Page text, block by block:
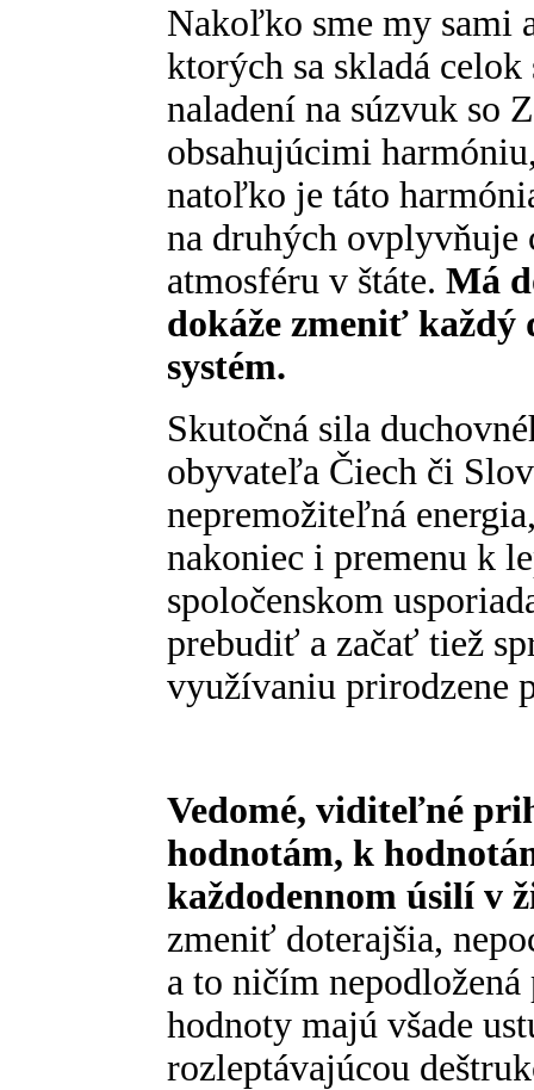
Nakoľko sme my sami
ktorých sa skladá celok
naladení na súzvuk so
obsahujúcimi
natoľko je táto
na druhých ovplyvňuje
atmosféru v štáte. Má
dokáže zmeniť každý
systém.
Skutočná sila
obyvateľa Čiech či
nepremožiteľná
nakoniec i premenu k
spoločenskom
prebudiť a začať tiež
využívaniu prirodzene
Vedomé, viditeľné
hodnotám, k
každodennom úsilí v
zmeniť doterajšia,
a to ničím nepodložená
hodnoty majú všade
rozleptávajúcou